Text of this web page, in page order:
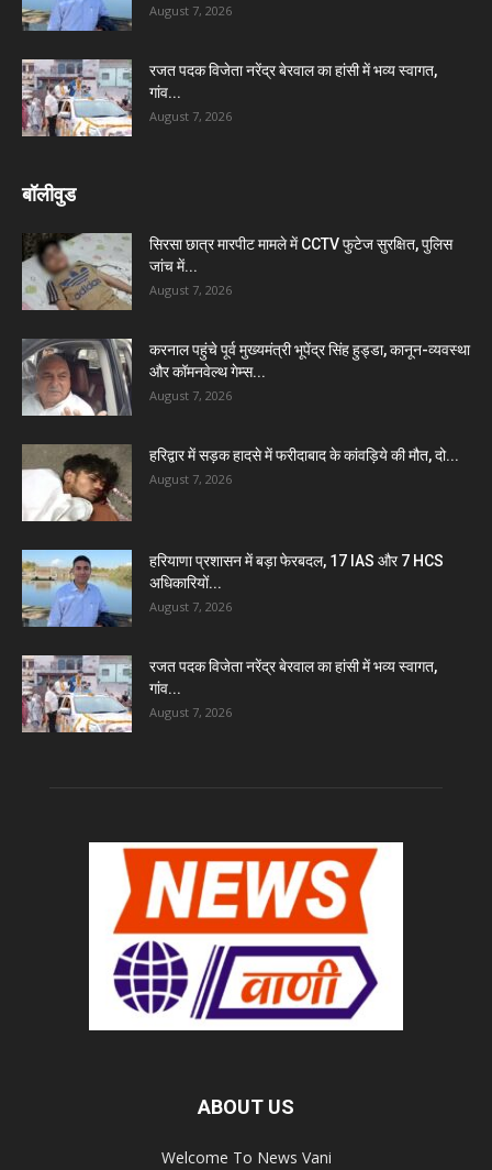
August 7, 2026
रजत पदक विजेता नरेंद्र बेरवाल का हांसी में भव्य स्वागत,
गांव...
August 7, 2026
बॉलीवुड
सिरसा छात्र मारपीट मामले में CCTV फुटेज सुरक्षित, पुलिस
जांच में...
August 7, 2026
करनाल पहुंचे पूर्व मुख्यमंत्री भूपेंद्र सिंह हुड्डा, कानून-व्यवस्था
और कॉमनवेल्थ गेम्स...
August 7, 2026
हरिद्वार में सड़क हादसे में फरीदाबाद के कांवड़िये की मौत, दो...
August 7, 2026
हरियाणा प्रशासन में बड़ा फेरबदल, 17 IAS और 7 HCS
अधिकारियों...
August 7, 2026
रजत पदक विजेता नरेंद्र बेरवाल का हांसी में भव्य स्वागत,
गांव...
August 7, 2026
ABOUT US
Welcome To News Vani